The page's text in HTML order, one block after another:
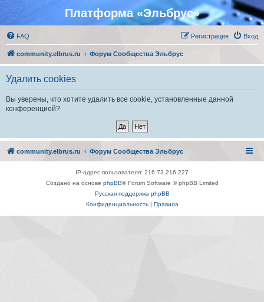
Платформа «Эльбрус»
FAQ Вход
Регистрация
community.elbrus.ru Форум Сообщества Эльбрус
Удалить cookies
Вы уверены, что хотите удалить все cookie, установленные данной
конференцией?
community.elbrus.ru Форум Сообщества Эльбрус
IP-адрес пользователя: 216.73.216.227
Создано на основе phpBB® Forum Software © phpBB Limited
Русская поддержка phpBB
Конфиденциальность| Правила